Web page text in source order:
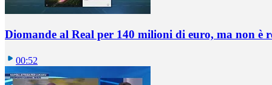
Diomande al Real per 140 milioni di euro, ma non è
00:52